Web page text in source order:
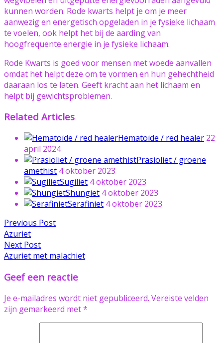
kunnen worden. Rode kwarts helpt je om je meer
aanwezig en energetisch opgeladen in je fysieke lichaam
te voelen, ook helpt het bij de aarding van
hoogfrequente energie in je fysieke lichaam.
Rode Kwarts is goed voor mensen met woede aanvallen
omdat het helpt deze om te vormen en hun gehechtheid
daaraan los te laten. Geeft kracht aan het lichaam en
helpt bij gewichtsproblemen.
Related Articles
Hematoïde / red healer 22
april 2024
Prasioliet / groene
amethist 4 oktober 2023
Sugiliet 4 oktober 2023
Shungiet 4 oktober 2023
Serafiniet 4 oktober 2023
Bericht
navigatie
Previous PostPrevious
Azuriet
Next PostNext
post:
Azuriet met malachiet
Geef een reactie
Je e-mailadres wordt niet gepubliceerd. Vereiste velden
zijn gemarkeerd met*